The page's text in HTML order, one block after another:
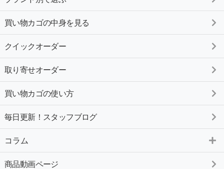
買い物カゴの中身を見る
クイックオーダー
取り寄せオーダー
買い物カゴの使い方
毎日更新！スタッフブログ
コラム
商品動画ページ